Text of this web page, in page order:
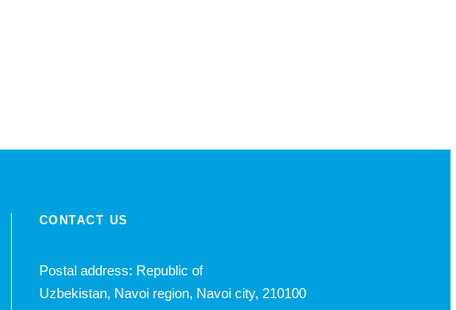
CONTACT US
Postal address: Republic of
Uzbekistan, Navoi region, Navoi city, 210100